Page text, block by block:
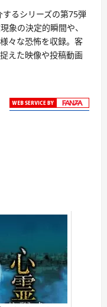
するシリーズの第75弾
象の決定的瞬間や、
々な恐怖を収録。客
えた映像や投稿動画